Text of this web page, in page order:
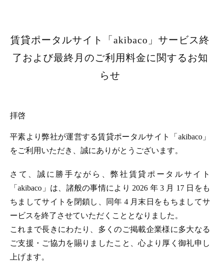
賃貸ポータルサイト「akibaco」サービス終
了および最終月のご利用料金に関するお知
らせ
拝啓
平素より弊社が運営する賃貸ポータルサイト「akibaco」
をご利用いただき、誠にありがとうございます。
さて、誠に勝手ながら、弊社賃貸ポータルサイト
「akibaco」は、諸般の事情により 2026 年 3 月 17 日をも
ちましてサイトを閉鎖し、同年 4 月末日をもちましてサ
ービスを終了させていただくこととなりました。
これまで長きにわたり、多くのご掲載企業様に多大なる
ご支援・ご協力を賜りましたこと、心より厚く御礼申し
上げます。